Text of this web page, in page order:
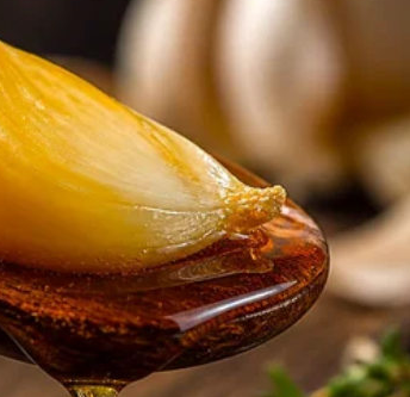
baixa temporada e até escapadas
Com pesquisa, flexibilidade de
ou até a totalidade da viagem seja
um ano.